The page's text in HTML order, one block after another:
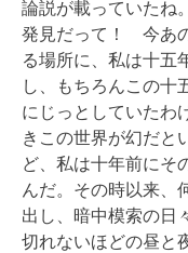
論説が載っていたね
発見だって！ 今あ
る場所に、私は十五
し、もちろんこの十
にじっとしていたわ
きこの世界が幻だと
ど、私は十年前にそ
んだ。その時以来、
出し、暗中模索の日
切れないほどの昼と